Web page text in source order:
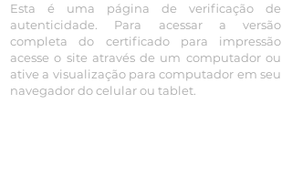
Esta é uma página de verificação de
autenticidade. Para acessar a versão
completa do certificado para impressão
acesse o site através de um computador ou
ative a visualização para computador em seu
navegador do celular ou tablet.